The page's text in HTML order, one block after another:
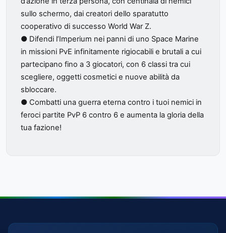
sullo schermo, dai creatori dello sparatutto
cooperativo di successo World War Z.
● Difendi l’Imperium nei panni di uno Space Marine
in missioni PvE infinitamente rigiocabili e brutali a cui
partecipano fino a 3 giocatori, con 6 classi tra cui
scegliere, oggetti cosmetici e nuove abilità da
sbloccare.
● Combatti una guerra eterna contro i tuoi nemici in
feroci partite PvP 6 contro 6 e aumenta la gloria della
tua fazione!